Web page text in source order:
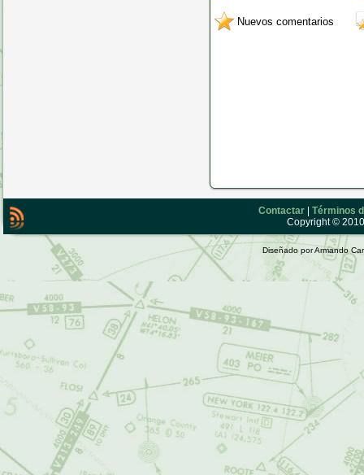
Nuevos comentarios
Contactar
Términos
Copyright ©
Diseñado por Armando